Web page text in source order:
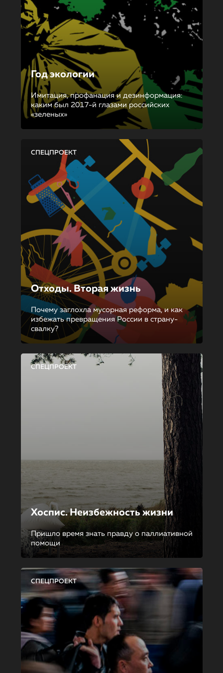
Год экологии
Имитация, профанация и дезинформация:
каким был 2017-й глазами российских
«зеленых»
СПЕЦПРОЕКТ
Отходы. Вторая жизнь
Почему заглохла мусорная реформа, и как
избежать превращения России в страну-
свалку?
СПЕЦПРОЕКТ
Хоспис. Неизбежность жизни
Пришло время знать правду о паллиативной
помощи
СПЕЦПРОЕКТ